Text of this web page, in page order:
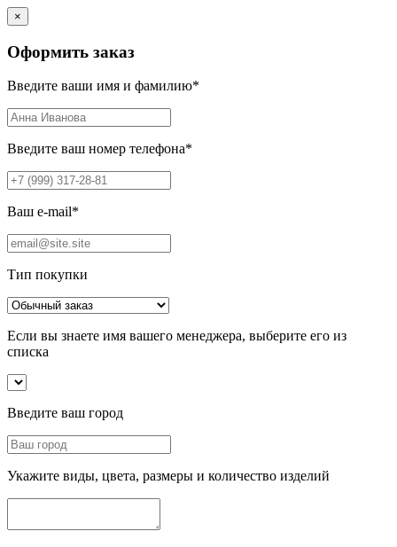
×
Оформить заказ
Введите ваши имя и фамилию*
Введите ваш номер телефона*
Ваш e-mail*
Тип покупки
Если вы знаете имя вашего менеджера, выберите его из
списка
Введите ваш город
Укажите виды, цвета, размеры и количество изделий